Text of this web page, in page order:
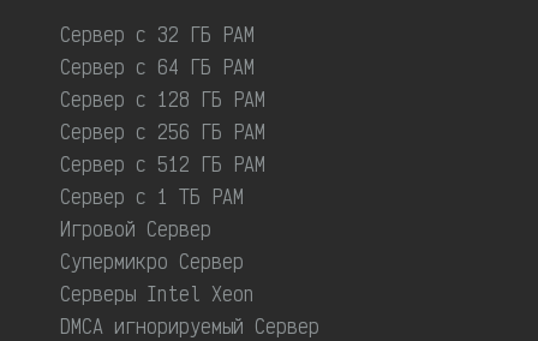
Сервер с 32 ГБ РАМ
Сервер с 64 ГБ РАМ
Сервер с 128 ГБ РАМ
Сервер с 256 ГБ РАМ
Сервер с 512 ГБ РАМ
Сервер с 1 ТБ РАМ
Игровой Сервер
Супермикро Сервер
Серверы Intel Xeon
DMCA игнорируемый Сервер